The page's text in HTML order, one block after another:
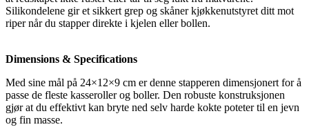
Silikondelene gir et sikkert grep og skåner kjøkkenutstyret ditt mot
riper når du stapper direkte i kjelen eller bollen.
Dimensions & Specifications
Med sine mål på 24×12×9 cm er denne stapperen dimensjonert for å
passe de fleste kasseroller og boller. Den robuste konstruksjonen
gjør at du effektivt kan bryte ned selv harde kokte poteter til en jevn
og fin masse.